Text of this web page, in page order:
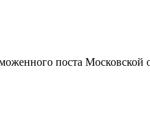
поста Московской